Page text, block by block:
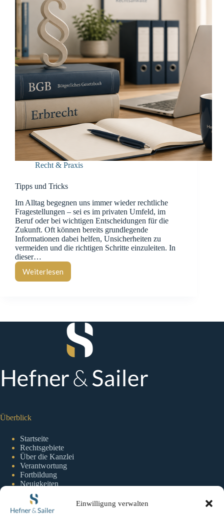
Einwilligung verwalten
Recht & Praxis
Tipps und Tricks
Im Alltag begegnen uns immer wieder rechtliche
Fragestellungen – sei es im privaten Umfeld, im
Beruf oder bei wichtigen Entscheidungen für die
Zukunft. Oft können bereits grundlegende
Informationen dabei helfen, Unsicherheiten zu
vermeiden und die richtigen Schritte einzuleiten. In
dieser…
Weiterlesen
Tipps
und
Überblick
Startseite
Rechtsgebiete
Über die Kanzlei
Verantwortung
Fortbildung
Neuigkeiten